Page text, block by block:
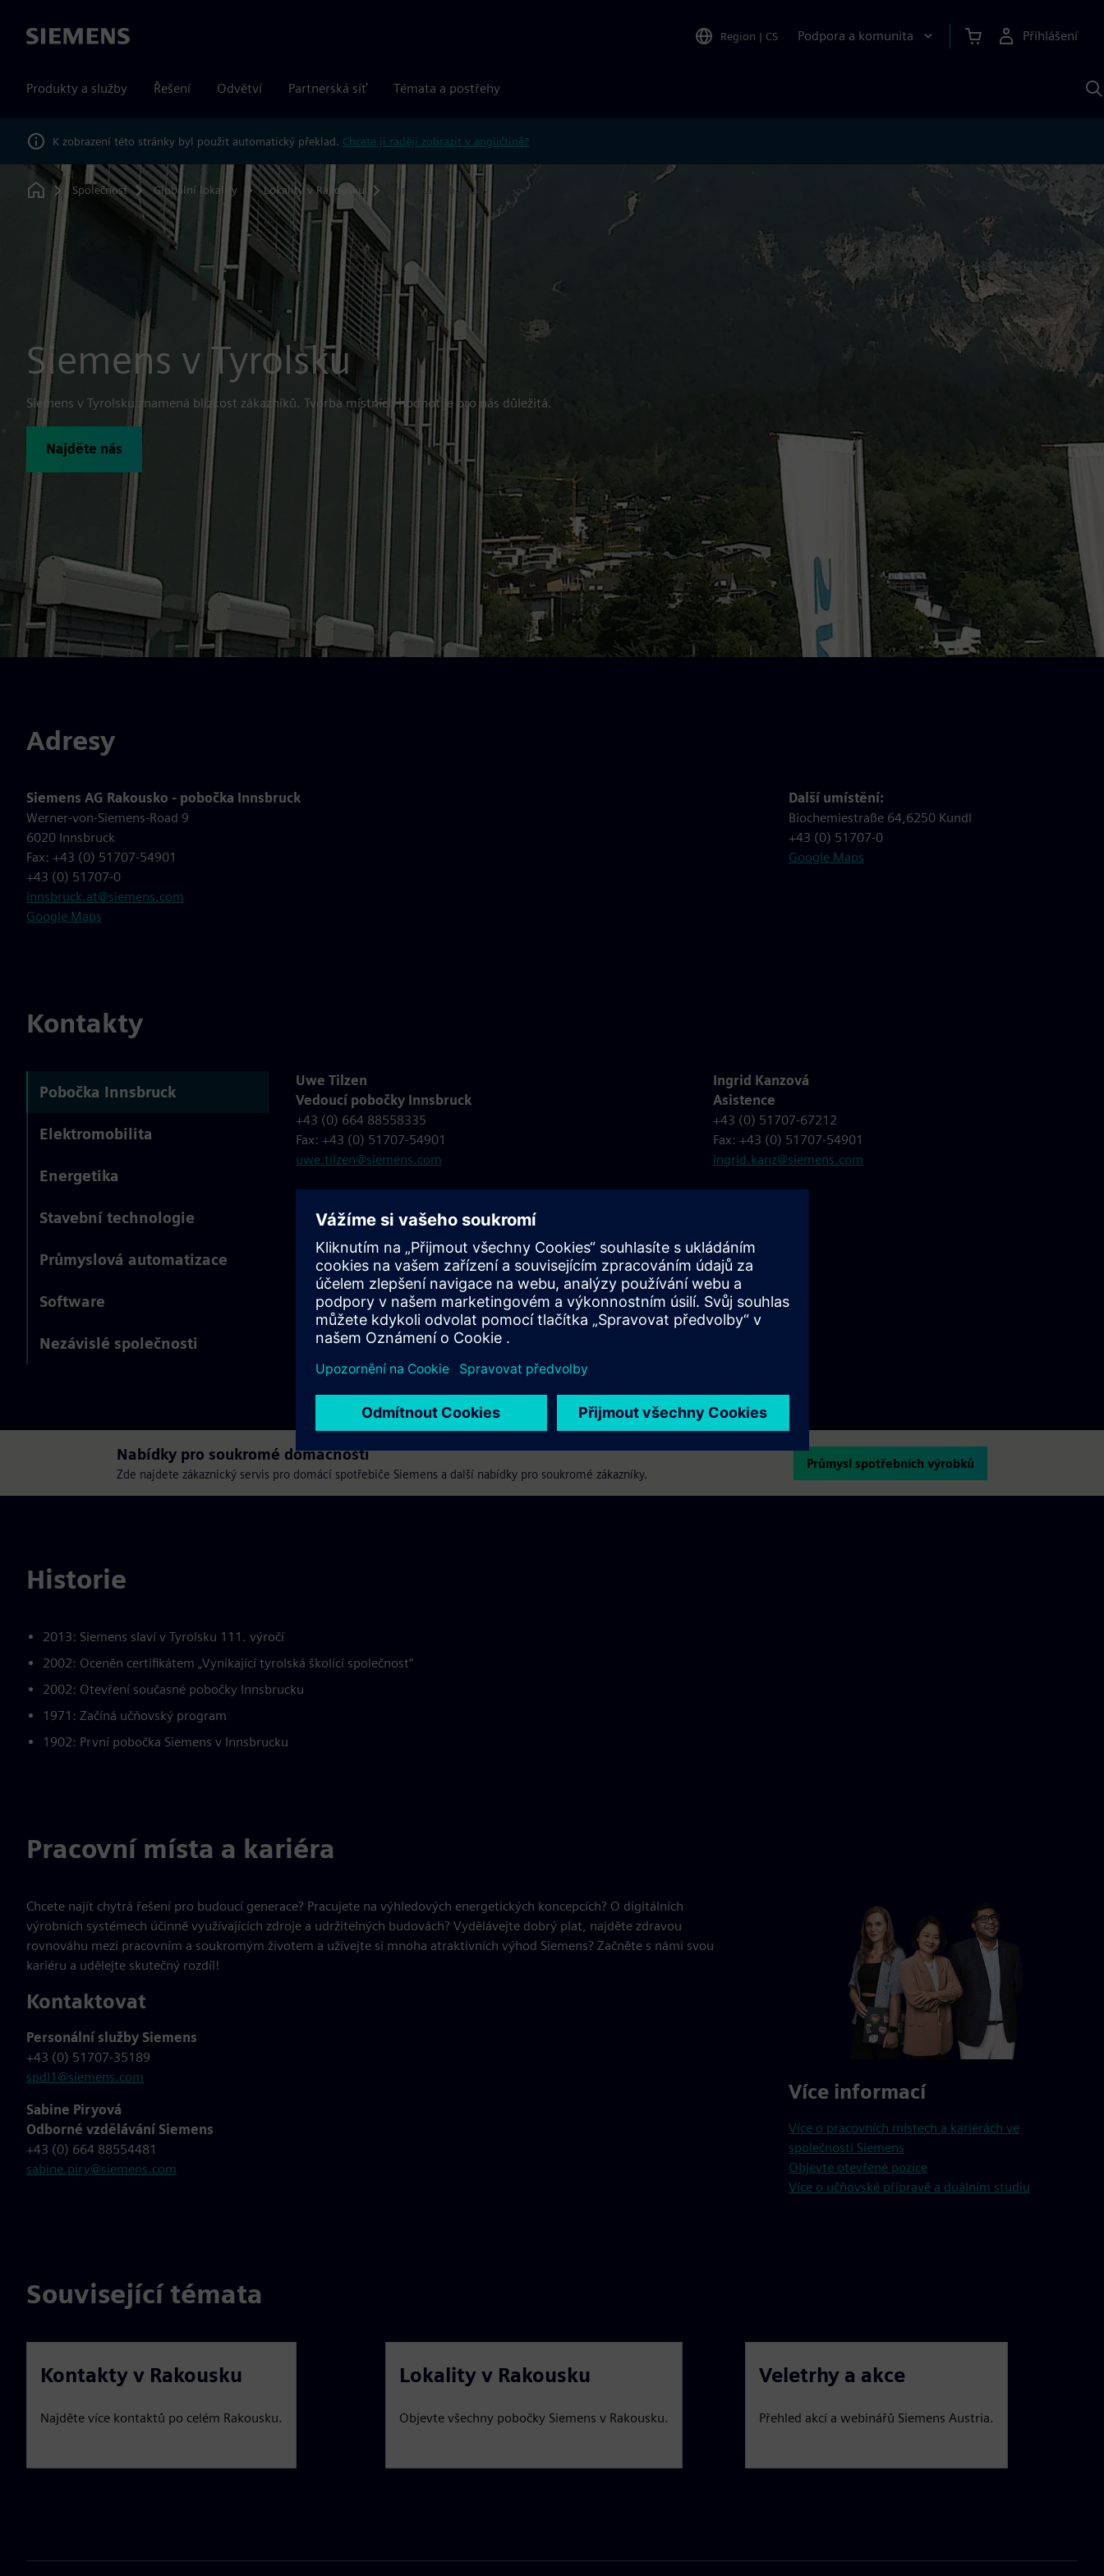
Siemens Region | CS Podpora a komunita Přihlášení
Produkty a služby Řešení Odvětví Partnerská síť Témata a postřehy
K zobrazení této stránky byl použit automatický překlad. Chcete ji raději zobrazit v angličtině?
Home
Společnost Globální lokality Lokality v Rakousku Tyrolská pobočka
Siemens v Tyrolsku
Siemens v Tyrolsku znamená blízkost zákazníků. Tvorba místních hodnot je pro nás důležitá.
Najděte nás
Adresy
Siemens AG Rakousko - pobočka Innsbruck
Werner-von-Siemens-Road 9
6020 Innsbruck
Fax: +43 (0) 51707-54901
+43 (0) 51707-0
innsbruck.at@siemens.com
Google Maps
Další umístění:
Biochemiestraße 64,6250 Kundl
+43 (0) 51707-0
Google Maps
Kontakty
Pobočka Innsbruck
Elektromobilita
Energetika
Stavební technologie
Průmyslová automatizace
Software
Nezávislé společnosti
Uwe Tilzen
Vedoucí pobočky Innsbruck
+43 (0) 664 88558335
Fax: +43 (0) 51707-54901
uwe.tilzen@siemens.com
Ingrid Kanzová
Asistence
+43 (0) 51707-67212
Fax: +43 (0) 51707-54901
ingrid.kanz@siemens.com
Nabídky pro soukromé domácnosti
Zde najdete zákaznický servis pro domácí spotřebiče Siemens a další nabídky pro soukromé zákazníky.
Průmysl spotřebních výrobků
Historie
2013: Siemens slaví v Tyrolsku 111. výročí
2002: Oceněn certifikátem „Vynikající tyrolská školící společnost“
2002: Otevření současné pobočky Innsbrucku
1971: Začíná učňovský program
1902: První pobočka Siemens v Innsbrucku
Pracovní místa a kariéra
Chcete najít chytrá řešení pro budoucí generace? Pracujete na výhledových energetických koncepcích? O digitálních
výrobních systémech účinně využívajících zdroje a udržitelných budovách? Vydělávejte dobrý plat, najděte zdravou
rovnováhu mezi pracovním a soukromým životem a užívejte si mnoha atraktivních výhod Siemens? Začněte s námi svou
kariéru a udělejte skutečný rozdíl!
Kontaktovat
Personální služby Siemens
+43 (0) 51707-35189
spdl1@siemens.com
Sabine Piryová
Odborné vzdělávání Siemens
+43 (0) 664 88554481
sabine.piry@siemens.com
Více informací
Více o pracovních místech a kariérách ve
společnosti Siemens
Objevte otevřené pozice
Více o učňovské přípravě a duálním studiu
Související témata
Kontakty v Rakousku
Najděte více kontaktů po celém Rakousku.
Lokality v Rakousku
Objevte všechny pobočky Siemens v Rakousku.
Veletrhy a akce
Přehled akcí a webinářů Siemens Austria.